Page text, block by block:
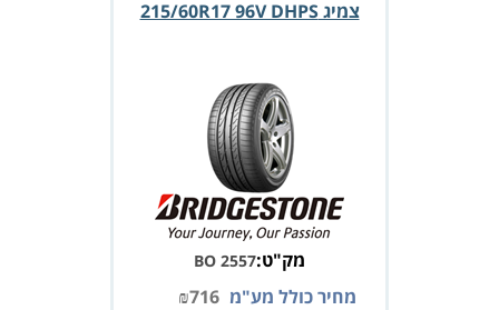
צמיג 215/60R17 96V DHPS
מק"ט:BO 2557
מחיר כולל מע"מ ₪716